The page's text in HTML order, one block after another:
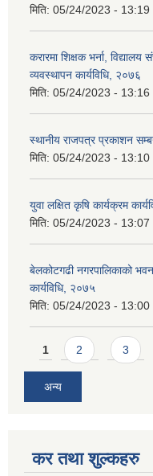
मिति: 05/24/2023 - 13:19
करारमा शिक्षक भर्ना,
व्यवस्थापन कार्यविधि, २०७६
मिति: 05/24/2023 - 13:16
स्थानीय राजपत्र प्रकाशन
मिति: 05/24/2023 - 13:10
युवा लक्षित कृषि कार्यक्रम
मिति: 05/24/2023 - 13:07
बेलकोटगढी नगरपालिकाको भवन
कार्यविधि, २०७५
मिति: 05/24/2023 - 13:00
Pages
1 2 3
अन्य
कर तथा शुल्कहरु